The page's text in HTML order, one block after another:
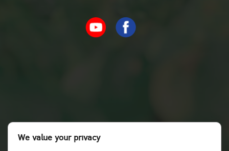
We value your privacy